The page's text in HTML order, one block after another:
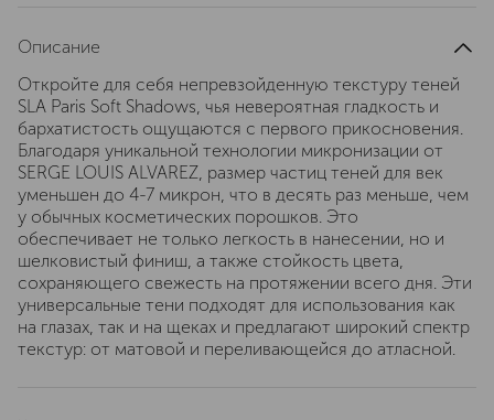
Описание
Откройте для себя непревзойденную текстуру теней
SLA Paris Soft Shadows, чья невероятная гладкость и
бархатистость ощущаются с первого прикосновения.
Благодаря уникальной технологии микронизации от
SERGE LOUIS ALVAREZ, размер частиц теней для век
уменьшен до 4-7 микрон, что в десять раз меньше, чем
у обычных косметических порошков. Это
обеспечивает не только легкость в нанесении, но и
шелковистый финиш, а также стойкость цвета,
сохраняющего свежесть на протяжении всего дня. Эти
универсальные тени подходят для использования как
на глазах, так и на щеках и предлагают широкий спектр
текстур: от матовой и переливающейся до атласной.